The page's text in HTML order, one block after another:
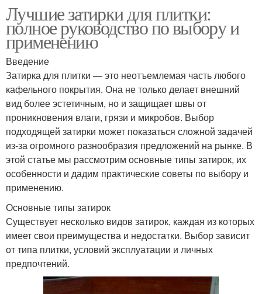
Лучшие затирки для плитки:
полное руководство по выбору и
применению
Введение
Затирка для плитки — это неотъемлемая часть любого
кафельного покрытия. Она не только делает внешний
вид более эстетичным, но и защищает швы от
проникновения влаги, грязи и микробов. Выбор
подходящей затирки может показаться сложной задачей
из-за огромного разнообразия предложений на рынке. В
этой статье мы рассмотрим основные типы затирок, их
особенности и дадим практические советы по выбору и
применению.
Основные типы затирок
Существует несколько видов затирок, каждая из которых
имеет свои преимущества и недостатки. Выбор зависит
от типа плитки, условий эксплуатации и личных
предпочтений.